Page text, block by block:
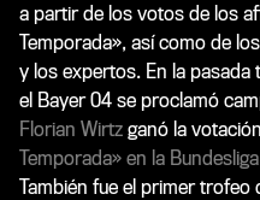
a partir de los votos de los
Temporada», así como de
y los expertos. En la
el Bayer 04 se proclamó
Florian Wirtz ganó la
Temporada» en la Bundesliga
También fue el primer trofeo